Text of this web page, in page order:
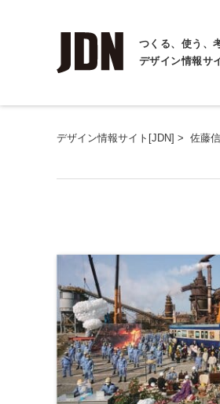
つくる、使う、
デザイン情報サ
デザイン情報サイト[JDN] > 佐藤